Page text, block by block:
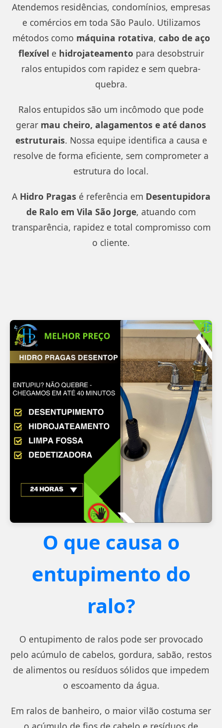
Atendemos residências, condomínios, empresas
e comércios em toda São Paulo. Utilizamos
métodos como máquina rotativa, cabo de aço
flexível e hidrojateamento para desobstruir
ralos entupidos com rapidez e sem quebra-
quebra.
Ralos entupidos são um incômodo que pode
gerar mau cheiro, alagamentos e até danos
estruturais. Nossa equipe identifica a causa e
resolve de forma eficiente, sem comprometer a
estrutura do local.
A Hidro Pragas é referência em Desentupidora
de Ralo em Vila São Jorge, atuando com
transparência, rapidez e total compromisso com
o cliente.
O que causa o
entupimento do
ralo?
O entupimento de ralos pode ser provocado
pelo acúmulo de cabelos, gordura, sabão, restos
de alimentos ou resíduos sólidos que impedem
o escoamento da água.
Em ralos de banheiro, o maior vilão costuma ser